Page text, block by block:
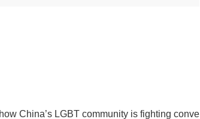
China’s LGBT community is fighting conve